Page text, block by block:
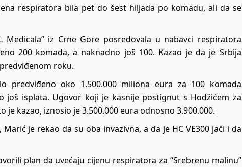
respiratora bila pet do šest hiljada po komadu, ali da se
Medicala” iz Crne Gore posredovala u nabavci respiratora
200 komada, a naknadno još 100. Kazao je da je Srbija
roku.
oko 1.500.000 miliona eura za 100 komada
isplata. Ugovor koji je kasnije postignut s Hodžićem za
kazao, iznosio je 3.500.000 eura odnosno 3.900.000.
je rekao da su oba invazivna, a da je HC VE300 jači i da
plan da uvećaju cijenu respiratora za “Srebrenu malinu”